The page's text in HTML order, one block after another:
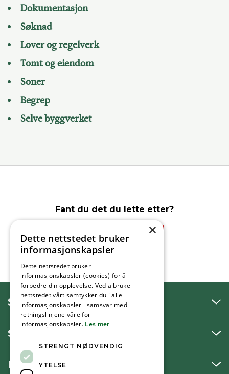
Dokumentasjon
Søknad
Lover og regelverk
Tomt og eiendom
Soner
Begrep
Selve byggverket
Fant du det du lette etter?
Ja
SNAKK MED OSS
SKRIV TIL OSS
BESØK OSS
×
Dette nettstedet bruker
informasjonskapsler
Dette nettstedet bruker
informasjonskapsler (cookies) for å
forbedre din opplevelse. Ved å bruke
nettstedet vårt samtykker du i alle
informasjonskapsler i samsvar med
retningslinjene våre for
informasjonskapsler. Les mer
STRENGT NØDVENDIG
YTELSE